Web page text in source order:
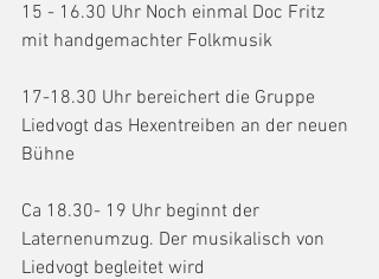
15 - 16.30 Uhr Noch einmal Doc Fritz
mit handgemachter Folkmusik
17-18.30 Uhr bereichert die Gruppe
Liedvogt das Hexentreiben an der neuen
Bühne
Ca 18.30- 19 Uhr beginnt der
Laternenumzug. Der musikalisch von
Liedvogt begleitet wird